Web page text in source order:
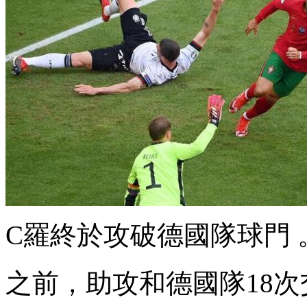
C羅終於攻破德國隊球門 
之前 ，助攻和德國隊18